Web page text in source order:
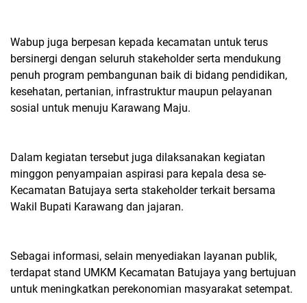
Wabup juga berpesan kepada kecamatan untuk terus
bersinergi dengan seluruh stakeholder serta mendukung
penuh program pembangunan baik di bidang pendidikan,
kesehatan, pertanian, infrastruktur maupun pelayanan
sosial untuk menuju Karawang Maju.
Dalam kegiatan tersebut juga dilaksanakan kegiatan
minggon penyampaian aspirasi para kepala desa se-
Kecamatan Batujaya serta stakeholder terkait bersama
Wakil Bupati Karawang dan jajaran.
Sebagai informasi, selain menyediakan layanan publik,
terdapat stand UMKM Kecamatan Batujaya yang bertujuan
untuk meningkatkan perekonomian masyarakat setempat.